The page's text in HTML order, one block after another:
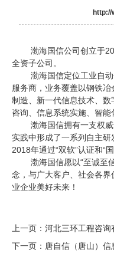
http://
渤海国信公司创立于
全资子公司。
渤海国信定位工业自
服务商，业务覆盖以钢铁
制造、新一代信息技术、
咨询、信息系统实施、智能
渤海国信拥有一支权
实践中形成了一系列自主研
2018年通过“双软”认证和“
渤海国信愿以“至诚至
念，与广大客户、社会各界
业企业美好未来！
上一页： 河北三环工程咨询
下一页： 唐自信（唐山）信